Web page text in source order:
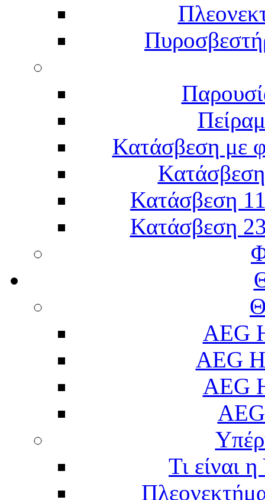
Κατάσβεση με
Κατάσβεση
Κατάσβεση
AEG
AEG
AEG
Τι είναι